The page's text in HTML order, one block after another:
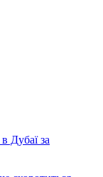
Дубаї за